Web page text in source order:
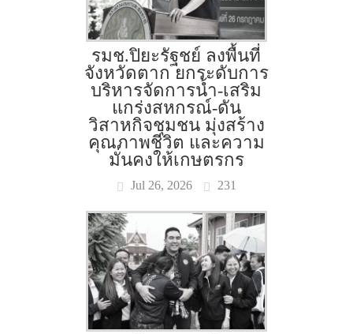
รมช.ปิยะรัฐชย์ ลงพื้นที่
จังหวัดตาก ยกระดับการ
บริหารจัดการน้ำ-เสริม
แกร่งสหกรณ์-ดัน
วิสาหกิจชุมชน มุ่งสร้าง
คุณภาพชีวิต และความ
มั่นคงให้เกษตรกร
Jul 26, 2026 231